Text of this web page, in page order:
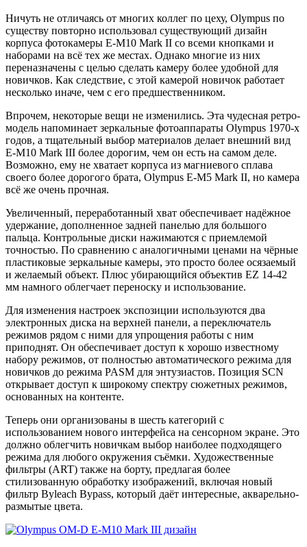
Ничуть не отличаясь от многих коллег по цеху, Olympus по
существу повторно использовал существующий дизайн
корпуса фотокамеры E-M10 Mark II со всеми кнопками и
наборами на всё тех же местах. Однако многие из них
переназначены с целью сделать камеру более удобной для
новичков. Как следствие, с этой камерой новичок работает
несколько иначе, чем с его предшественником.
Впрочем, некоторые вещи не изменились. Эта чудесная ретро-
модель напоминает зеркальные фотоаппараты Olympus 1970-х
годов, а тщательный выбор материалов делает внешний вид
E-M10 Mark III более дорогим, чем он есть на самом деле.
Возможно, ему не хватает корпуса из магниевого сплава
своего более дорогого брата, Olympus E-M5 Mark II, но камера
всё же очень прочная.
Увеличенный, переработанный хват обеспечивает надёжное
удержание, дополненное задней панелью для большого
пальца. Контрольные диски нажимаются с приемлемой
точностью. По сравнению с аналогичными ценами на чёрные
пластиковые зеркальные камеры, это просто более осязаемый
и желаемый объект. Плюс убирающийся объектив EZ 14-42
мм намного облегчает переноску и использование.
Для изменения настроек экспозиции используются два
электронных диска на верхней панели, а переключатель
режимов рядом с ними для упрощения работы с ним
приподнят. Он обеспечивает доступ к хорошо известному
набору режимов, от полностью автоматического режима для
новичков до режима PASM для энтузиастов. Позиция SCN
открывает доступ к широкому спектру сюжетных режимов,
основанных на контенте.
Теперь они организованы в шесть категорий с
использованием нового интерфейса на сенсорном экране. Это
должно облегчить новичкам выбор наиболее подходящего
режима для любого окружения съёмки. Художественные
фильтры (ART) также на борту, предлагая более
стилизованную обработку изображений, включая новый
фильтр Byleach Bypass, который даёт интересные, акварельно-
размытые цвета.